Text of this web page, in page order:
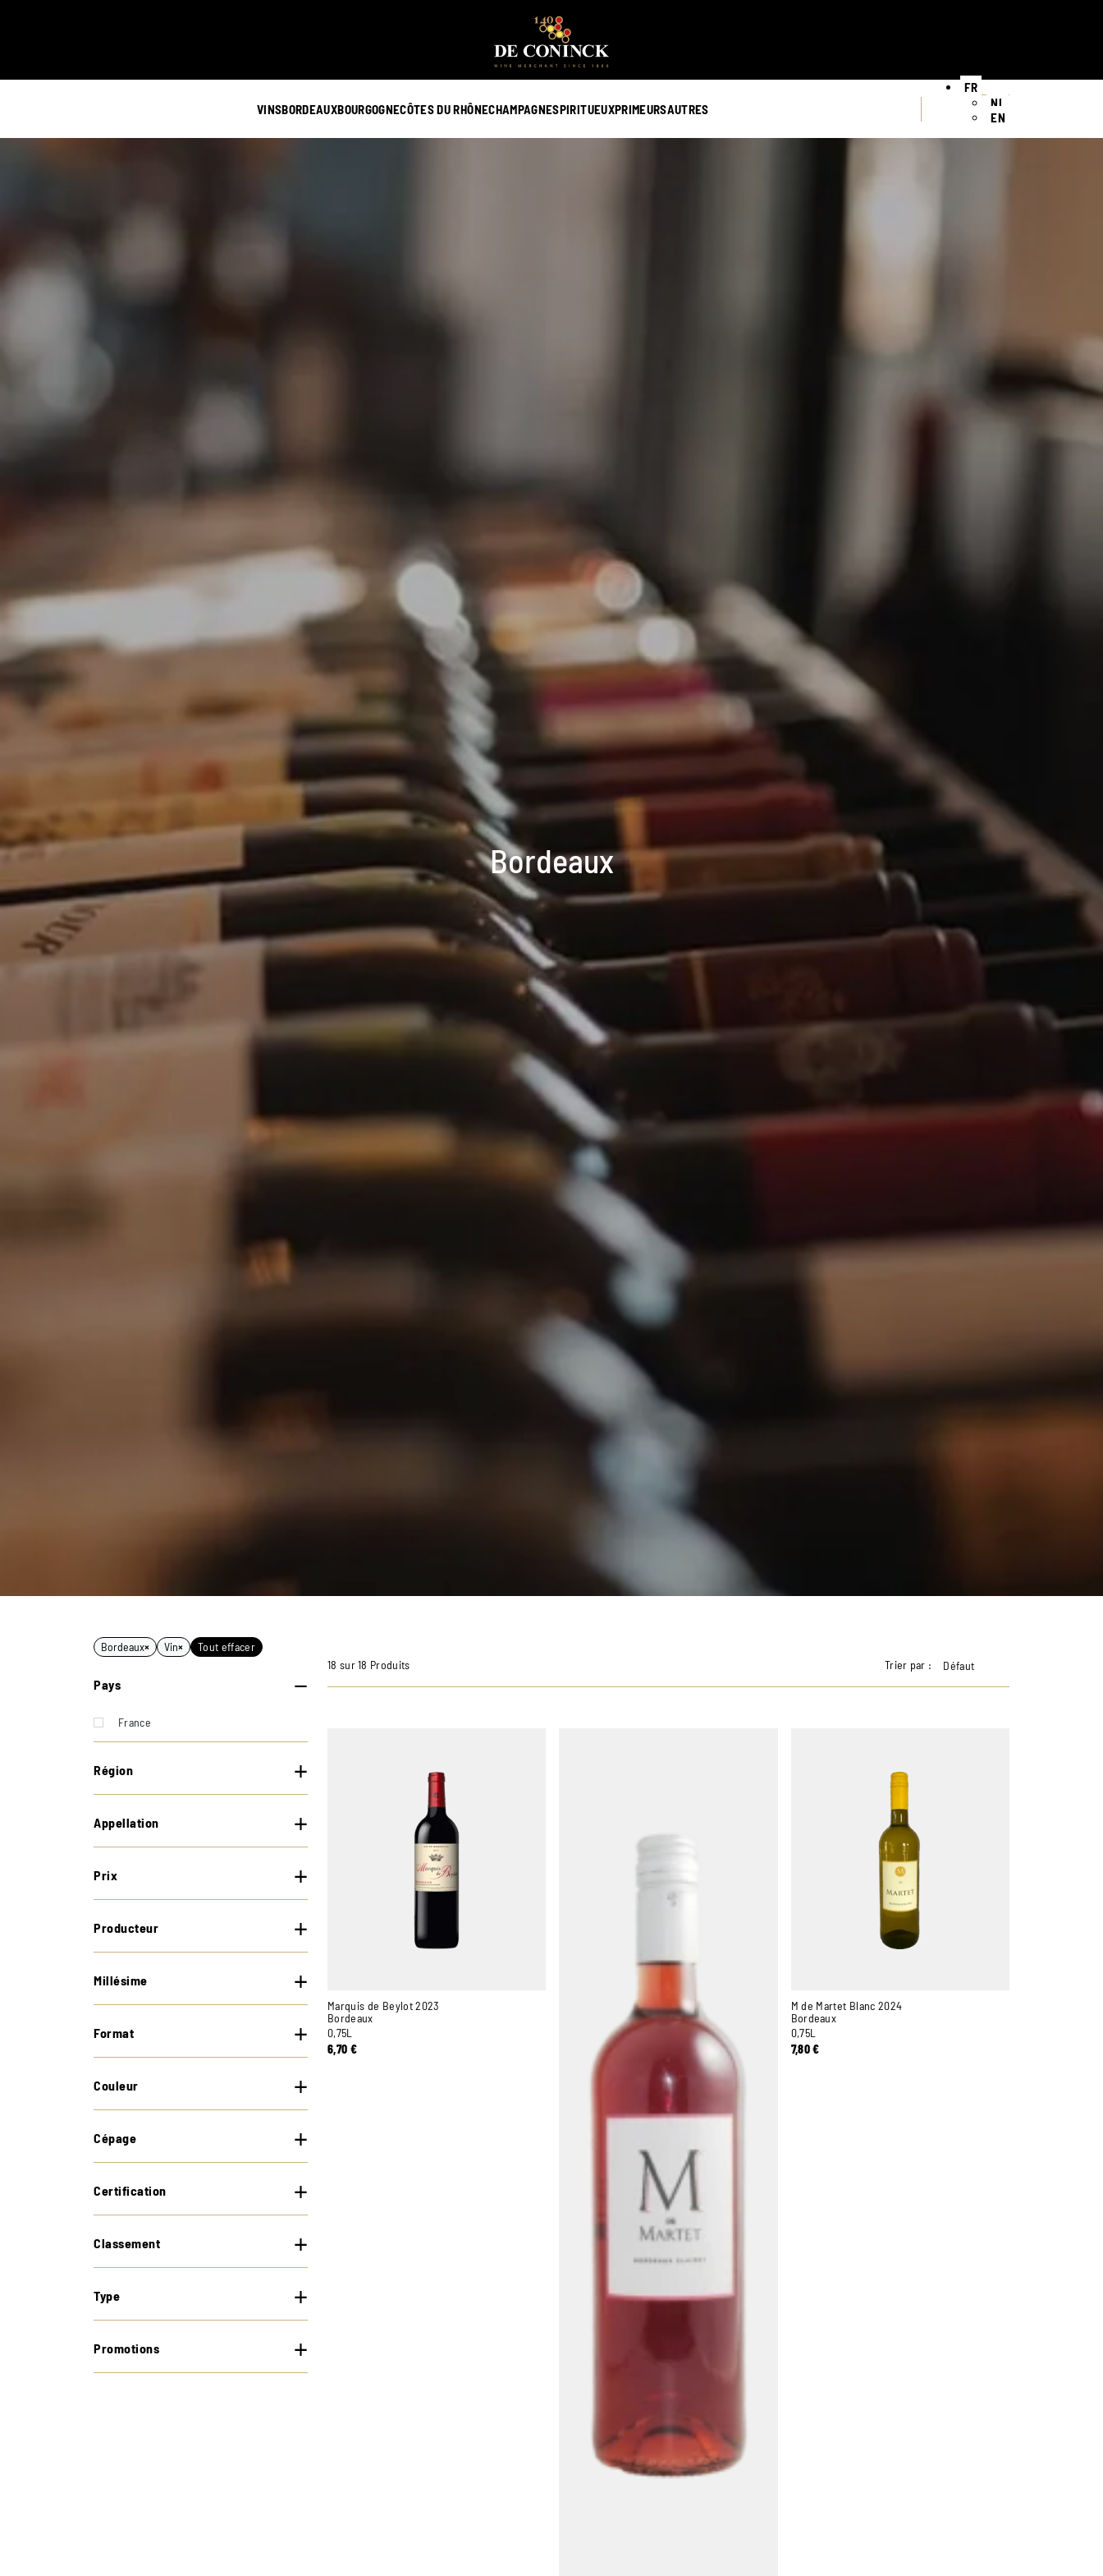
VINSBORDEAUXBOURGOGNECÔTES DU RHÔNECHAMPAGNESPIRITUEUXPRIMEURSAUTRES
FR
NL
EN
Bordeaux
Bordeaux× Vin× Tout effacer
Pays
France
Région
Appellation
Prix
Producteur
Millésime
Format
Couleur
Cépage
Certification
Classement
Type
Promotions
18 sur 18 Produits Trier par : Défaut
Marquis de Beylot 2023
Bordeaux
0,75L
6,70 €
M de Martet Blanc 2024
Bordeaux
0,75L
7,80€